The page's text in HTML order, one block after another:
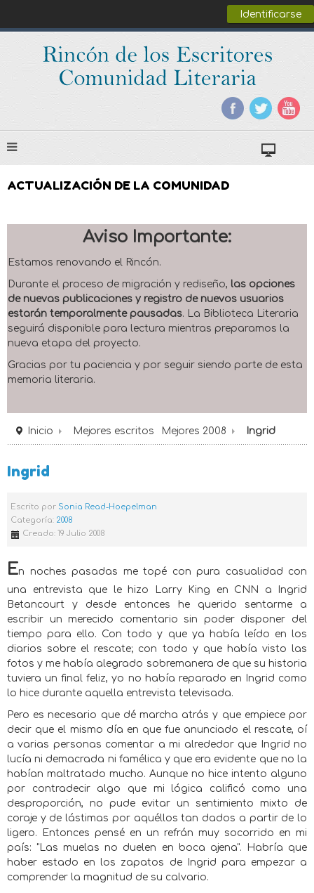
Identificarse
ACTUALIZACIÓN DE LA COMUNIDAD
Aviso Importante:
Estamos renovando el Rincón.
Durante el proceso de migración y rediseño, las opciones
de nuevas publicaciones y registro de nuevos usuarios
estarán temporalmente pausadas. La Biblioteca Literaria
seguirá disponible para lectura mientras preparamos la
nueva etapa del proyecto.
Gracias por tu paciencia y por seguir siendo parte de esta
memoria literaria.
Inicio Mejores escritos Mejores 2008 Ingrid
Ingrid
Escrito por Sonia Read-Hoepelman
Categoría: 2008
Creado: 19 Julio 2008
En noches pasadas me topé con pura casualidad con
una entrevista que le hizo Larry King en CNN a Ingrid
Betancourt y desde entonces he querido sentarme a
escribir un merecido comentario sin poder disponer del
tiempo para ello. Con todo y que ya había leído en los
diarios sobre el rescate; con todo y que había visto las
fotos y me había alegrado sobremanera de que su historia
tuviera un final feliz, yo no había reparado en Ingrid como
lo hice durante aquella entrevista televisada.
Pero es necesario que dé marcha atrás y que empiece por
decir que el mismo día en que fue anunciado el rescate, oí
a varias personas comentar a mi alrededor que Ingrid no
lucía ni demacrada ni famélica y que era evidente que no la
habían maltratado mucho. Aunque no hice intento alguno
por contradecir algo que mi lógica calificó como una
desproporción, no pude evitar un sentimiento mixto de
coraje y de lástimas por aquéllos tan dados a partir de lo
ligero. Entonces pensé en un refrán muy socorrido en mi
país: "Las muelas no duelen en boca ajena". Habría que
haber estado en los zapatos de Ingrid para empezar a
comprender la magnitud de su calvario.